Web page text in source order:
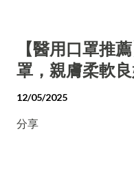
【醫用口罩推
罩，親膚柔軟
12/05/2025
分享